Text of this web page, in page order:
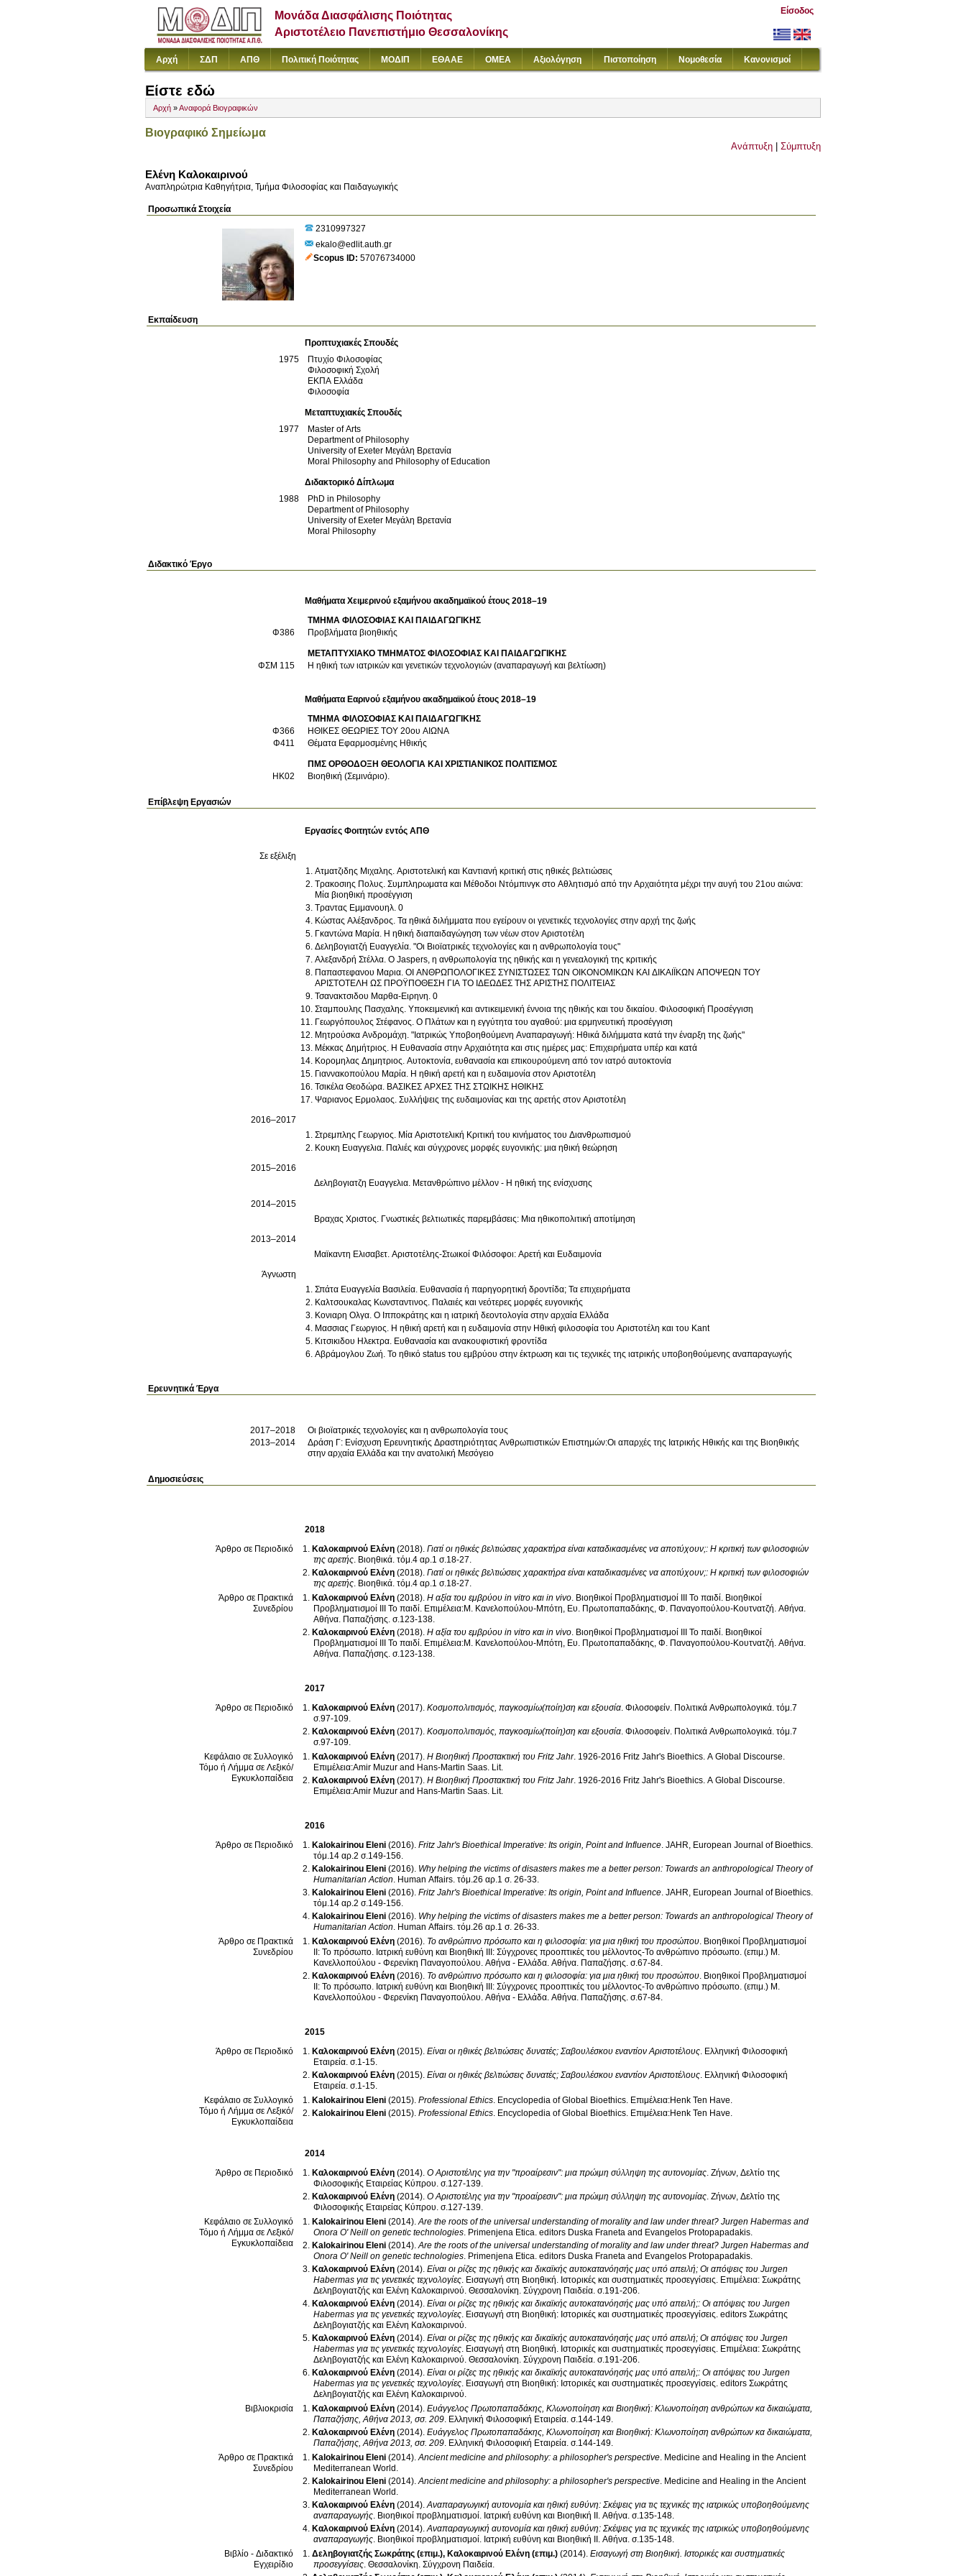
Μονάδα Διασφάλισης Ποιότητας
Αριστοτέλειο Πανεπιστήμιο Θεσσαλονίκης
Είσοδος
Αρχή ΣΔΠ ΑΠΘ Πολιτική Ποιότητας ΜΟΔΙΠ ΕΘΑΑΕ ΟΜΕΑ Αξιολόγηση Πιστοποίηση Νομοθεσία Κανονισμοί
Είστε εδώ
Αρχή »Αναφορά Βιογραφικών
Βιογραφικό Σημείωμα
Ανάπτυξη Σύμπτυξη
Ελένη Καλοκαιρινού
Αναπληρώτρια Καθηγήτρια, Τμήμα Φιλοσοφίας και Παιδαγωγικής
Προσωπικά Στοιχεία
2310997327
ekalo@edlit.auth.gr
Scopus ID 57076734000
Εκπαίδευση
Προπτυχιακές Σπουδές
1975
Πτυχίο Φιλοσοφίας
Φιλοσοφική Σχολή
ΕΚΠΑ Ελλάδα
Φιλοσοφία
Μεταπτυχιακές Σπουδές
1977
Master of Arts
Department of Philosophy
University of Exeter Μεγάλη Βρετανία
Moral Philosophy and Philosophy of Education
Διδακτορικό Δίπλωμα
1988
PhD in Philosophy
Department of Philosophy
University of Exeter Μεγάλη Βρετανία
Moral Philosophy
Διδακτικό Έργο
Μαθήματα Χειμερινού εξαμήνου ακαδημαϊκού έτους 2018–19
ΤΜΗΜΑ ΦΙΛΟΣΟΦΙΑΣ ΚΑΙ ΠΑΙΔΑΓΩΓΙΚΗΣ
Φ386
Προβλήματα βιοηθικής
ΜΕΤΑΠΤΥΧΙΑΚΟ ΤΜΗΜΑΤΟΣ ΦΙΛΟΣΟΦΙΑΣ ΚΑΙ ΠΑΙΔΑΓΩΓΙΚΗΣ
ΦΣΜ 115
Η ηθική των ιατρικών και γενετικών τεχνολογιών (αναπαραγωγή και βελτίωση)
Μαθήματα Εαρινού εξαμήνου ακαδημαϊκού έτους 2018–19
ΤΜΗΜΑ ΦΙΛΟΣΟΦΙΑΣ ΚΑΙ ΠΑΙΔΑΓΩΓΙΚΗΣ
Φ366
ΗΘΙΚΕΣ ΘΕΩΡΙΕΣ ΤΟΥ 20ου ΑΙΩΝΑ
Φ411
Θέματα Εφαρμοσμένης Ηθικής
ΠΜΣ ΟΡΘΟΔΟΞΗ ΘΕΟΛΟΓΙΑ ΚΑΙ ΧΡΙΣΤΙΑΝΙΚΟΣ ΠΟΛΙΤΙΣΜΟΣ
ΗΚ02
Βιοηθική (Σεμινάριο).
Επίβλεψη Εργασιών
Εργασίες Φοιτητών εντός ΑΠΘ
Σε εξέλιξη
Ατματζιδης Μιχαλης. Αριστοτελική και Καντιανή κριτική στις ηθικές βελτιώσεις
Τρακοσιης Πολυς. Συμπληρωματα και Μέθοδοι Ντόμπινγκ στο Αθλητισμό από την Αρχαιότητα μέχρι την αυγή του 21ου αιώνα:
Μία βιοηθική προσέγγιση
Τραντας Εμμανουηλ. 0
Κώστας Αλέξανδρος. Τα ηθικά διλήμματα που εγείρουν οι γενετικές τεχνολογίες στην αρχή της ζωής
Γκαντώνα Μαρία. Η ηθική διαπαιδαγώγηση των νέων στον Αριστοτέλη
Δεληβογιατζή Ευαγγελία. "Οι Βιοϊατρικές τεχνολογίες και η ανθρωπολογία τους"
Αλεξανδρή Στέλλα. Ο Jaspers, η ανθρωπολογία της ηθικής και η γενεαλογική της κριτικής
Παπαστεφανου Μαρια. ΟΙ ΑΝΘΡΩΠΟΛΟΓΙΚΕΣ ΣΥΝΙΣΤΩΣΕΣ ΤΩΝ ΟΙΚΟΝΟΜΙΚΩΝ ΚΑΙ ΔΙΚΑΙΪΚΩΝ ΑΠΟΨΕΩΝ ΤΟΥ
ΑΡΙΣΤΟΤΕΛΗ ΩΣ ΠΡΟΫΠΟΘΕΣΗ ΓΙΑ ΤΟ ΙΔΕΩΔΕΣ ΤΗΣ ΑΡΙΣΤΗΣ ΠΟΛΙΤΕΙΑΣ
Τσανακτσιδου Μαρθα-Ειρηνη. 0
Σταμπουλης Πασχαλης. Υποκειμενική και αντικειμενική έννοια της ηθικής και του δικαίου. Φιλοσοφική Προσέγγιση
Γεωργόπουλος Στέφανος. Ο Πλάτων και η εγγύτητα του αγαθού: μια ερμηνευτική προσέγγιση
Μητρούσκα Ανδρομάχη. "Ιατρικώς Υποβοηθούμενη Αναπαραγωγή: Ηθικά διλήμματα κατά την έναρξη της ζωής"
Μέκκας Δημήτριος. Η Ευθανασία στην Αρχαιότητα και στις ημέρες μας: Επιχειρήματα υπέρ και κατά
Κορομηλας Δημητριος. Αυτοκτονία, ευθανασία και επικουρούμενη από τον ιατρό αυτοκτονία
Γιαννακοπούλου Μαρία. Η ηθική αρετή και η ευδαιμονία στον Αριστοτέλη
Τσικέλα Θεοδώρα. ΒΑΣΙΚΕΣ ΑΡΧΕΣ ΤΗΣ ΣΤΩΙΚΗΣ ΗΘΙΚΗΣ
Ψαριανος Ερμολαος. Συλλήψεις της ευδαιμονίας και της αρετής στον Αριστοτέλη
2016–2017
Στρεμπλης Γεωργιος. Μία Αριστοτελική Κριτική του κινήματος του Διανθρωπισμού
Κουκη Ευαγγελια. Παλιές και σύγχρονες μορφές ευγονικής: μια ηθική θεώρηση
2015–2016
Δεληβογιατζη Ευαγγελια. Μετανθρώπινο μέλλον - Η ηθική της ενίσχυσης
2014–2015
Βραχας Χριστος. Γνωστικές βελτιωτικές παρεμβάσεις: Μια ηθικοπολιτική αποτίμηση
2013–2014
Μαϊκαντη Ελισαβετ. Αριστοτέλης-Στωικοί Φιλόσοφοι: Αρετή και Ευδαιμονία
Άγνωστη
Σπάτα Ευαγγελία Βασιλεία. Ευθανασία ή παρηγορητική δροντίδα; Τα επιχειρήματα
Καλτσουκαλας Κωνσταντινος. Παλαιές και νεότερες μορφές ευγονικής
Κονιαρη Ολγα. Ο Ιπποκράτης και η ιατρική δεοντολογία στην αρχαία Ελλάδα
Μασσιας Γεωργιος. Η ηθική αρετή και η ευδαιμονία στην Ηθική φιλοσοφία του Αριστοτέλη και του Kant
Κιτσικιδου Ηλεκτρα. Ευθανασία και ανακουφιστική φροντίδα
Αβράμογλου Ζωή. Το ηθικό status του εμβρύου στην έκτρωση και τις τεχνικές της ιατρικής υποβοηθούμενης αναπαραγωγής
Ερευνητικά Έργα
2017–2018
Οι βιοϊατρικές τεχνολογίες και η ανθρωπολογία τους
2013–2014
Δράση Γ: Ενίσχυση Ερευνητικής Δραστηριότητας Ανθρωπιστικών Επιστημών:Οι απαρχές της Ιατρικής Ηθικής και της Βιοηθικής
στην αρχαία Ελλάδα και την ανατολική Μεσόγειο
Δημοσιεύσεις
2018
Άρθρο σε Περιοδικό
Καλοκαιρινού Ελένη (2018). Γιατί οι ηθικές βελτιώσεις χαρακτήρα είναι καταδικασμένες να αποτύχουν;: Η κριτική των φιλοσοφιών
της αρετής. Βιοηθικά. τόμ.4 αρ.1 σ.18-27.
Καλοκαιρινού Ελένη (2018). Γιατί οι ηθικές βελτιώσεις χαρακτήρα είναι καταδικασμένες να αποτύχουν;: Η κριτική των φιλοσοφιών
της αρετής. Βιοηθικά. τόμ.4 αρ.1 σ.18-27.
Άρθρο σε Πρακτικά
Συνεδρίου
Καλοκαιρινού Ελένη (2018). Η αξία του εμβρύου in vitro και in vivo. Βιοηθικοί Προβληματισμοί ΙΙΙ Το παιδί. Βιοηθικοί
Προβληματισμοί ΙΙΙ Το παιδί. Επιμέλεια:Μ. Κανελοπούλου-Μπότη, Ευ. Πρωτοπαπαδάκης, Φ. Παναγοπούλου-Κουτνατζή. Αθήνα.
Αθήνα. Παπαζήσης. σ.123-138.
Καλοκαιρινού Ελένη (2018). Η αξία του εμβρύου in vitro και in vivo. Βιοηθικοί Προβληματισμοί ΙΙΙ Το παιδί. Βιοηθικοί
Προβληματισμοί ΙΙΙ Το παιδί. Επιμέλεια:Μ. Κανελοπούλου-Μπότη, Ευ. Πρωτοπαπαδάκης, Φ. Παναγοπούλου-Κουτνατζή. Αθήνα.
Αθήνα. Παπαζήσης. σ.123-138.
2017
Άρθρο σε Περιοδικό
Καλοκαιρινού Ελένη (2017). Κοσμοπολιτισμός, παγκοσμίω(ποίη)ση και εξουσία. Φιλοσοφείν. Πολιτικά Ανθρωπολογικά. τόμ.7
σ.97-109.
Καλοκαιρινού Ελένη (2017). Κοσμοπολιτισμός, παγκοσμίω(ποίη)ση και εξουσία. Φιλοσοφείν. Πολιτικά Ανθρωπολογικά. τόμ.7
σ.97-109.
Κεφάλαιο σε Συλλογικό
Τόμο ή Λήμμα σε Λεξικό/
Εγκυκλοπαίδεια
Καλοκαιρινού Ελένη (2017). Η Βιοηθική Προστακτική του Fritz Jahr. 1926-2016 Fritz Jahr's Bioethics. A Global Discourse.
Επιμέλεια:Amir Muzur and Hans-Martin Saas. Lit.
Καλοκαιρινού Ελένη (2017). Η Βιοηθική Προστακτική του Fritz Jahr. 1926-2016 Fritz Jahr's Bioethics. A Global Discourse.
Επιμέλεια:Amir Muzur and Hans-Martin Saas. Lit.
2016
Άρθρο σε Περιοδικό
Kalokairinou Eleni (2016). Fritz Jahr's Bioethical Imperative: Its origin, Point and Influence. JAHR, European Journal of Bioethics.
τόμ.14 αρ.2 σ.149-156.
Kalokairinou Eleni (2016). Why helping the victims of disasters makes me a better person: Towards an anthropological Theory of
Humanitarian Action. Human Affairs. τόμ.26 αρ.1 σ. 26-33.
Kalokairinou Eleni (2016). Fritz Jahr's Bioethical Imperative: Its origin, Point and Influence. JAHR, European Journal of Bioethics.
τόμ.14 αρ.2 σ.149-156.
Kalokairinou Eleni (2016). Why helping the victims of disasters makes me a better person: Towards an anthropological Theory of
Humanitarian Action. Human Affairs. τόμ.26 αρ.1 σ. 26-33.
Άρθρο σε Πρακτικά
Συνεδρίου
Καλοκαιρινού Ελένη (2016). Το ανθρώπινο πρόσωπο και η φιλοσοφία: για μια ηθική του προσώπου. Βιοηθικοί Προβληματισμοί
II: Το πρόσωπο. Ιατρική ευθύνη και Βιοηθική ΙΙΙ: Σύγχρονες προοπτικές του μέλλοντος-Το ανθρώπινο πρόσωπο. (επιμ.) Μ.
Κανελλοπούλου - Φερενίκη Παναγοπούλου. Αθήνα - Ελλάδα. Αθήνα. Παπαζήσης. σ.67-84.
Καλοκαιρινού Ελένη (2016). Το ανθρώπινο πρόσωπο και η φιλοσοφία: για μια ηθική του προσώπου. Βιοηθικοί Προβληματισμοί
II: Το πρόσωπο. Ιατρική ευθύνη και Βιοηθική ΙΙΙ: Σύγχρονες προοπτικές του μέλλοντος-Το ανθρώπινο πρόσωπο. (επιμ.) Μ.
Κανελλοπούλου - Φερενίκη Παναγοπούλου. Αθήνα - Ελλάδα. Αθήνα. Παπαζήσης. σ.67-84.
2015
Άρθρο σε Περιοδικό
Καλοκαιρινού Ελένη (2015). Είναι οι ηθικές βελτιώσεις δυνατές; Σαβουλέσκου εναντίον Αριστοτέλους. Ελληνική Φιλοσοφική
Εταιρεία. σ.1-15.
Καλοκαιρινού Ελένη (2015). Είναι οι ηθικές βελτιώσεις δυνατές; Σαβουλέσκου εναντίον Αριστοτέλους. Ελληνική Φιλοσοφική
Εταιρεία. σ.1-15.
Κεφάλαιο σε Συλλογικό
Τόμο ή Λήμμα σε Λεξικό/
Εγκυκλοπαίδεια
Kalokairinou Eleni (2015). Professional Ethics. Encyclopedia of Global Bioethics. Επιμέλεια:Henk Ten Have.
Kalokairinou Eleni (2015). Professional Ethics. Encyclopedia of Global Bioethics. Επιμέλεια:Henk Ten Have.
2014
Άρθρο σε Περιοδικό
Καλοκαιρινού Ελένη (2014). Ο Αριστοτέλης για την "προαίρεσιν": μια πρώιμη σύλληψη της αυτονομίας. Ζήνων, Δελτίο της
Φιλοσοφικής Εταιρείας Κύπρου. σ.127-139.
Καλοκαιρινού Ελένη (2014). Ο Αριστοτέλης για την "προαίρεσιν": μια πρώιμη σύλληψη της αυτονομίας. Ζήνων, Δελτίο της
Φιλοσοφικής Εταιρείας Κύπρου. σ.127-139.
Κεφάλαιο σε Συλλογικό
Τόμο ή Λήμμα σε Λεξικό/
Εγκυκλοπαίδεια
Kalokairinou Eleni (2014).Are the roots of the universal understanding of morality and law under threat? Jurgen Habermas and
Onora O' Neill on genetic technologies. Primenjena Etica. editors Duska Franeta and Evangelos Protopapadakis.
Kalokairinou Eleni (2014).Are the roots of the universal understanding of morality and law under threat? Jurgen Habermas and
Onora O' Neill on genetic technologies. Primenjena Etica. editors Duska Franeta and Evangelos Protopapadakis.
Καλοκαιρινού Ελένη (2014). Είναι οι ρίζες της ηθικής και δικαϊκής αυτοκατανόησής μας υπό απειλή; Οι απόψεις του Jurgen
Habermas για τις γενετικές τεχνολογίες. Εισαγωγή στη Βιοηθική. Ιστορικές και συστηματικές προσεγγίσεις. Επιμέλεια: Σωκράτης
Δεληβογιατζής και Ελένη Καλοκαιρινού. Θεσσαλονίκη. Σύγχρονη Παιδεία. σ.191-206.
Καλοκαιρινού Ελένη (2014). Είναι οι ρίζες της ηθικής και δικαϊκής αυτοκατανόησής μας υπό απειλή;: Οι απόψεις του Jurgen
Habermas για τις γενετικές τεχνολογίες. Εισαγωγή στη Βιοηθική: Ιστορικές και συστηματικές προσεγγίσεις. editors Σωκράτης
Δεληβογιατζής και Ελένη Καλοκαιρινού.
Καλοκαιρινού Ελένη (2014). Είναι οι ρίζες της ηθικής και δικαϊκής αυτοκατανόησής μας υπό απειλή; Οι απόψεις του Jurgen
Habermas για τις γενετικές τεχνολογίες. Εισαγωγή στη Βιοηθική. Ιστορικές και συστηματικές προσεγγίσεις. Επιμέλεια: Σωκράτης
Δεληβογιατζής και Ελένη Καλοκαιρινού. Θεσσαλονίκη. Σύγχρονη Παιδεία. σ.191-206.
Καλοκαιρινού Ελένη (2014). Είναι οι ρίζες της ηθικής και δικαϊκής αυτοκατανόησής μας υπό απειλή;: Οι απόψεις του Jurgen
Habermas για τις γενετικές τεχνολογίες. Εισαγωγή στη Βιοηθική: Ιστορικές και συστηματικές προσεγγίσεις. editors Σωκράτης
Δεληβογιατζής και Ελένη Καλοκαιρινού.
Βιβλιοκρισία
Καλοκαιρινού Ελένη (2014). Ευάγγελος Πρωτοπαπαδάκης, Κλωνοποίηση και Βιοηθική: Κλωνοποίηση ανθρώπων κα δικαιώματα,
Παπαζήσης, Αθήνα 2013, σσ. 209. Ελληνική Φιλοσοφική Εταιρεία. σ.144-149.
Καλοκαιρινού Ελένη (2014). Ευάγγελος Πρωτοπαπαδάκης, Κλωνοποίηση και Βιοηθική: Κλωνοποίηση ανθρώπων κα δικαιώματα,
Παπαζήσης, Αθήνα 2013, σσ. 209. Ελληνική Φιλοσοφική Εταιρεία. σ.144-149.
Άρθρο σε Πρακτικά
Συνεδρίου
Kalokairinou Eleni (2014).Ancient medicine and philosophy: a philosopher's perspective. Medicine and Healing in the Ancient
Mediterranean World .
Kalokairinou Eleni (2014).Ancient medicine and philosophy: a philosopher's perspective. Medicine and Healing in the Ancient
Mediterranean World .
Καλοκαιρινού Ελένη (2014).Αναπαραγωγική αυτονομία και ηθική ευθύνη: Σκέψεις για τις τεχνικές της ιατρικώς υποβοηθούμενης
αναπαραγωγής. Βιοηθικοί προβληματισμοί. Ιατρική ευθύνη και Βιοηθική ΙΙ . Αθήνα. σ.135-148.
Καλοκαιρινού Ελένη (2014).Αναπαραγωγική αυτονομία και ηθική ευθύνη: Σκέψεις για τις τεχνικές της ιατρικώς υποβοηθούμενης
αναπαραγωγής. Βιοηθικοί προβληματισμοί. Ιατρική ευθύνη και Βιοηθική ΙΙ . Αθήνα. σ.135-148.
Βιβλίο - Διδακτικό
Εγχειρίδιο
Δεληβογιατζής Σωκράτης (επιμ.), Καλοκαιρινού Ελένη (επιμ.) (2014). Εισαγωγή στη Βιοηθική. Ιστορικές και συστηματικές
προσεγγίσεις. Θεσσαλονίκη. Σύγχρονη Παιδεία.